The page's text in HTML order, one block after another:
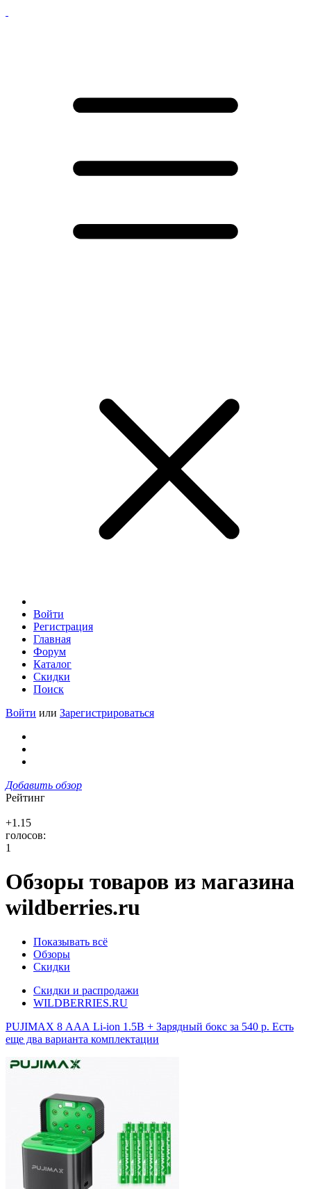
Войти
Регистрация
Главная
Форум
Каталог
Скидки
Поиск
Войти или Зарегистрироваться
Добавить обзор
Рейтинг
+1.15
голосов:
1
Обзоры товаров из магазина
wildberries.ru
Показывать всё
Обзоры
Скидки
Скидки и распродажи
WILDBERRIES.RU
PUJIMAX 8 ААА Li-ion 1.5В + Зарядный бокс за 540 р. Есть
еще два варианта комплектации